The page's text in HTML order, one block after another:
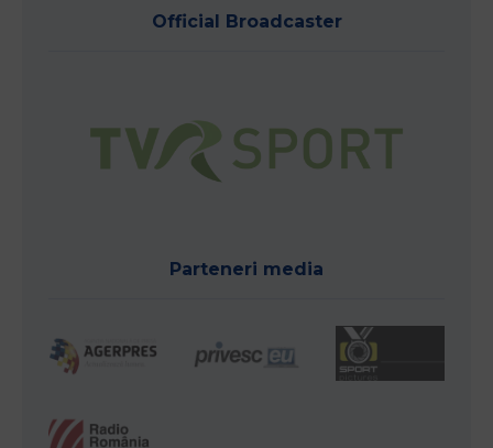
Official Broadcaster
Parteneri media